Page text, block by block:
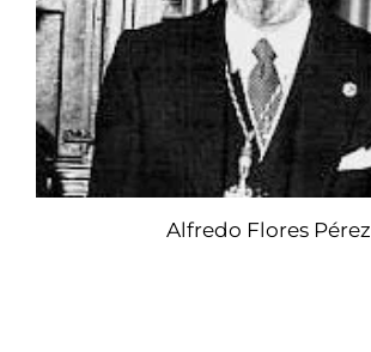
Alfredo Flores Pérez